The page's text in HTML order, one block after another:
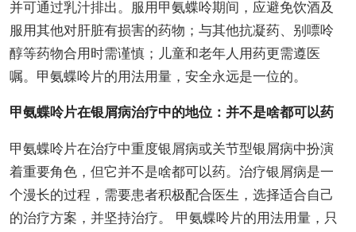
并可通过乳汁排出。服用甲氨蝶呤期间，应避免饮酒及
服用其他对肝脏有损害的药物；与其他抗凝药、别嘌呤
醇等药物合用时需谨慎；儿童和老年人用药更需遵医
嘱。甲氨蝶呤片的用法用量，安全永远是一位的。
甲氨蝶呤片在银屑病治疗中的地位：并不是啥都可以药
甲氨蝶呤片在治疗中重度银屑病或关节型银屑病中扮演
着重要角色，但它并不是啥都可以药。治疗银屑病是一
个漫长的过程，需要患者积极配合医生，选择适合自己
的治疗方案，并坚持治疗。 甲氨蝶呤片的用法用量，只